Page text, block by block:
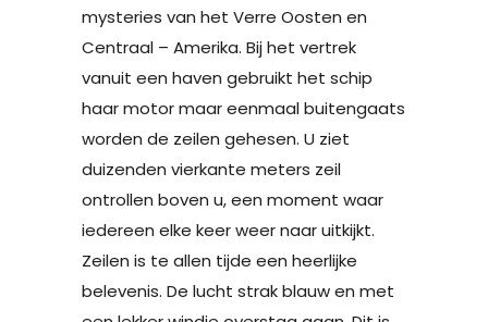
mysteries van het Verre Oosten en
Centraal – Amerika. Bij het vertrek
vanuit een haven gebruikt het schip
haar motor maar eenmaal buitengaats
worden de zeilen gehesen. U ziet
duizenden vierkante meters zeil
ontrollen boven u, een moment waar
iedereen elke keer weer naar uitkijkt.
Zeilen is te allen tijde een heerlijke
belevenis. De lucht strak blauw en met